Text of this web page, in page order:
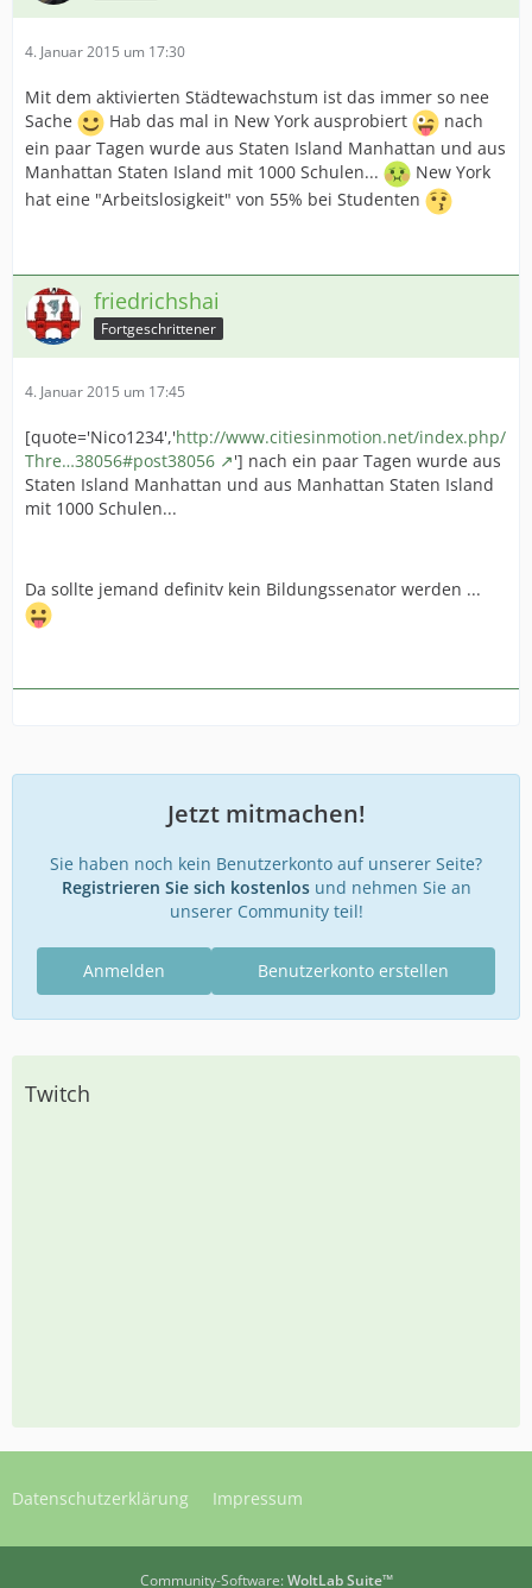
4. Januar 2015 um 17:30
Mit dem aktivierten Städtewachstum ist das immer so nee
Sache
Hab das mal in New York ausprobiert
nach
ein paar Tagen wurde aus Staten Island Manhattan und aus
Manhattan Staten Island mit 1000 Schulen...
New York
hat eine "Arbeitslosigkeit" von 55% bei Studenten
friedrichshai
Fortgeschrittener
4. Januar 2015 um 17:45
[quote='Nico1234','http://www.citiesinmotion.net/index.php/
Thre…38056#post38056
'] nach ein paar Tagen wurde aus
Staten Island Manhattan und aus Manhattan Staten Island
mit 1000 Schulen...
Da sollte jemand definitv kein Bildungssenator werden ...
Jetzt mitmachen!
Sie haben noch kein Benutzerkonto auf unserer Seite?
Registrieren Sie sich kostenlosund nehmen Sie an
unserer Community teil!
Benutzerkonto erstellen
Anmelden
Twitch
Datenschutzerklärung Impressum
Community-Software: WoltLab Suite™